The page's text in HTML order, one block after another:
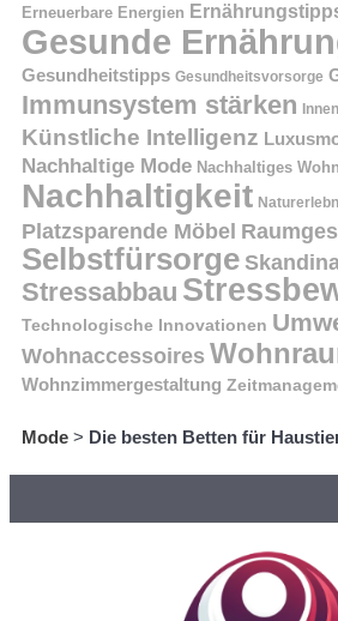
Erneuerbare Energien
Gesunde
Gesundheitstipps Gesundheitsvorsorge
Immunsystem stärken
Künstliche Intelligenz
Nachhaltige Mode Nachhaltiges
Nachhaltigkeit
Platzsparende Möbel
Selbstfürsorge
Stressabbau
Technologische Innovationen
Wohnaccessoires
Wohnzimmergestaltung
Mode > Die besten Betten für